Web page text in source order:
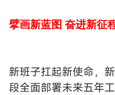
擘画新蓝图 奋进新征
新班子扛起新使命，
段全面部署未来五年